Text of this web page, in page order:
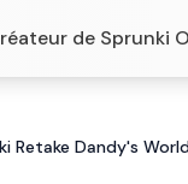
de Sprunki
Retake Dandy's